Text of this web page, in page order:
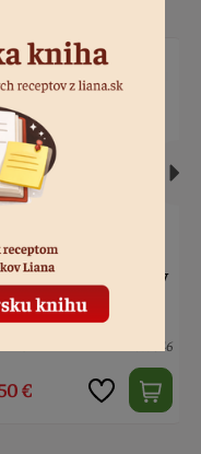
- Happy Birthday
akryl
Kód: 846
€